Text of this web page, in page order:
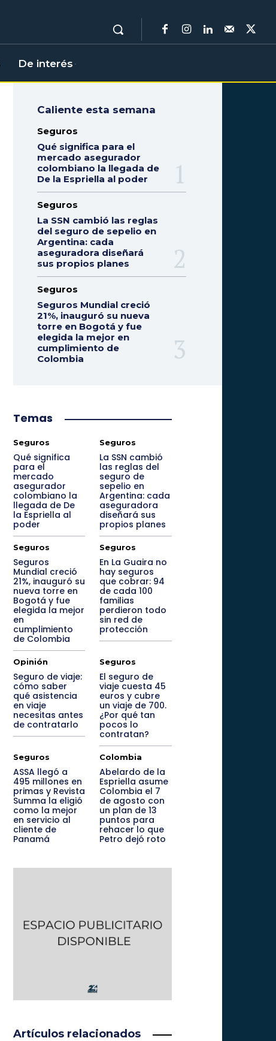
De interés
Caliente esta semana
Seguros
Qué significa para el
mercado asegurador
colombiano la llegada de
De la Espriella al poder
Seguros
La SSN cambió las reglas
del seguro de sepelio en
Argentina: cada
aseguradora diseñará
sus propios planes
Seguros
Seguros Mundial creció
21%, inauguró su nueva
torre en Bogotá y fue
elegida la mejor en
cumplimiento de
Colombia
Temas
Seguros
Qué significa
para el
mercado
asegurador
colombiano la
llegada de De
la Espriella al
poder
Seguros
La SSN cambió
las reglas del
seguro de
sepelio en
Argentina: cada
aseguradora
diseñará sus
propios planes
Seguros
Seguros
Mundial creció
21%, inauguró su
nueva torre en
Bogotá y fue
elegida la mejor
en
cumplimiento
de Colombia
Seguros
En La Guaira no
hay seguros
que cobrar: 94
de cada 100
familias
perdieron todo
sin red de
protección
Opinión
Seguro de viaje:
cómo saber
qué asistencia
en viaje
necesitas antes
de contratarlo
Seguros
El seguro de
viaje cuesta 45
euros y cubre
un viaje de 700.
¿Por qué tan
pocos lo
contratan?
Seguros
ASSA llegó a
495 millones en
primas y Revista
Summa la eligió
como la mejor
en servicio al
cliente de
Panamá
Colombia
Abelardo de la
Espriella asume
Colombia el 7
de agosto con
un plan de 13
puntos para
rehacer lo que
Petro dejó roto
Artículos relacionados